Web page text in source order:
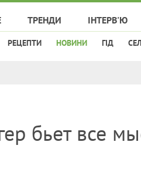
ТРЕНДИ ІНТЕРВ'Ю
РЕЦЕПТИ НОВИНИ ГІД
бьет все